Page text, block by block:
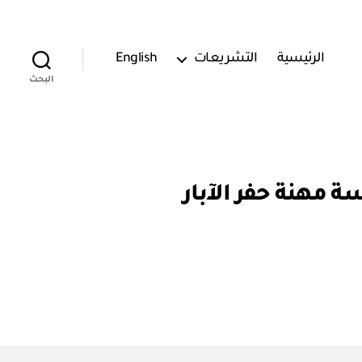
الرئيسية التشريعات English
البحث
حفر الآبار